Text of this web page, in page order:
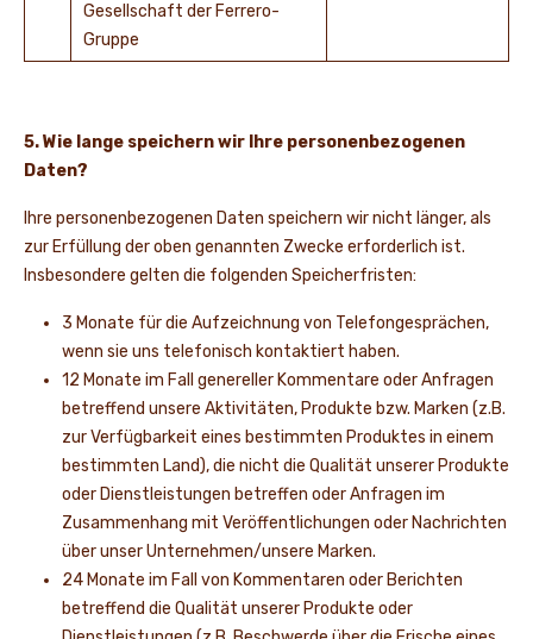
Gesellschaft der Ferrero-
Gruppe
5. Wie lange speichern wir Ihre personenbezogenen
Daten?
Ihre personenbezogenen Daten speichern wir nicht länger, als
zur Erfüllung der oben genannten Zwecke erforderlich ist.
Insbesondere gelten die folgenden Speicherfristen:
3 Monate für die Aufzeichnung von Telefongesprächen,
wenn sie uns telefonisch kontaktiert haben.
12 Monate im Fall genereller Kommentare oder Anfragen
betreffend unsere Aktivitäten, Produkte bzw. Marken (z.B.
zur Verfügbarkeit eines bestimmten Produktes in einem
bestimmten Land), die nicht die Qualität unserer Produkte
oder Dienstleistungen betreffen oder Anfragen im
Zusammenhang mit Veröffentlichungen oder Nachrichten
über unser Unternehmen/unsere Marken.
24 Monate im Fall von Kommentaren oder Berichten
betreffend die Qualität unserer Produkte oder